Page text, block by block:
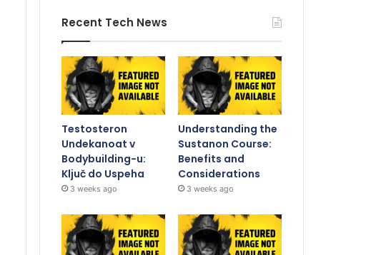
Recent Tech News
Testosteron
Undekanoat v
Bodybuilding-u:
Ključ do Uspeha
3 weeks ago
Understanding the
Sustanon Course:
Benefits and
Considerations
3 weeks ago